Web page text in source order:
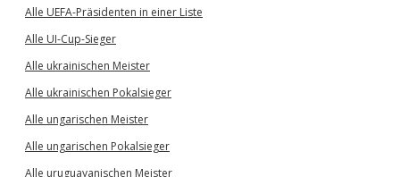
Alle UEFA-Präsidenten in einer Liste
Alle UI-Cup-Sieger
Alle ukrainischen Meister
Alle ukrainischen Pokalsieger
Alle ungarischen Meister
Alle ungarischen Pokalsieger
Alle uruguayanischen Meister